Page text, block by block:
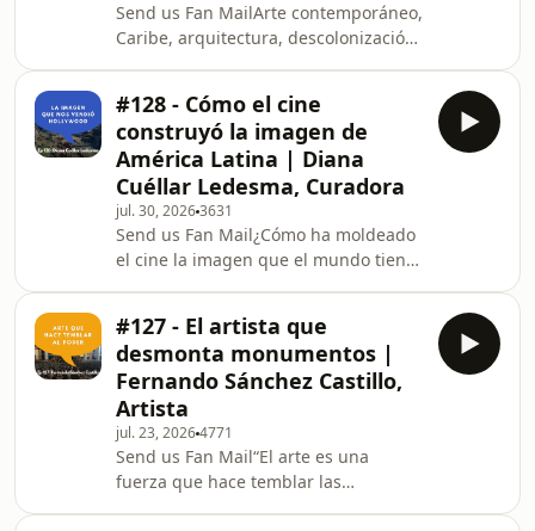
Send us Fan MailArte contemporáneo,
Caribe, arquitectura, descolonización
este episodio de Arte en Diálogo,
conversamos con Engel Leonardo,
artista dominicano cuya práctica
investiga la arquitectura, la cultura
material y los saberes del Caribe para
cuestionar las narrativas coloniales y
proponer nuevas formas de
comprender
#128 - Cómo el cine
construyó la imagen de
América Latina | Diana
Cuéllar Ledesma, Curadora
jul. 30, 20263631
Send us Fan Mail¿Cómo ha moldeado
el cine la imagen que el mundo tiene
instituciones culturales en esa
construcción?En este episodio de Arte
en Diálogo, conversamos con Diana
Cuéllar Ledesma, curadora,
investigadora y docente, sobre la
relación entre cine, arte
contemporáneo, historia e identidad
latinoamericana. A partir de sus
#127 - El artista que
desmonta monumentos |
Fernando Sánchez Castillo,
Artista
jul. 23, 20264771
Send us Fan Mail“El arte es una
fuerza que hace temblar las